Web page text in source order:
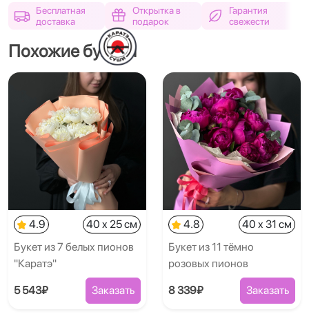
Бесплатная
доставка
Открытка в
подарок
Гарантия
свежести
Похожие букеты
4.9
40 x 25 см
Букет из 7 белых пионов
"Каратэ"
5 543₽ Заказать
4.8
40 x 31 см
Букет из 11 тёмно
розовых пионов
8 339₽ Заказать